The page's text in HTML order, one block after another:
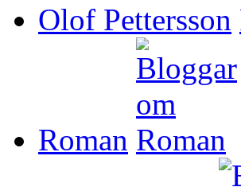
Olof Pettersson
Roman